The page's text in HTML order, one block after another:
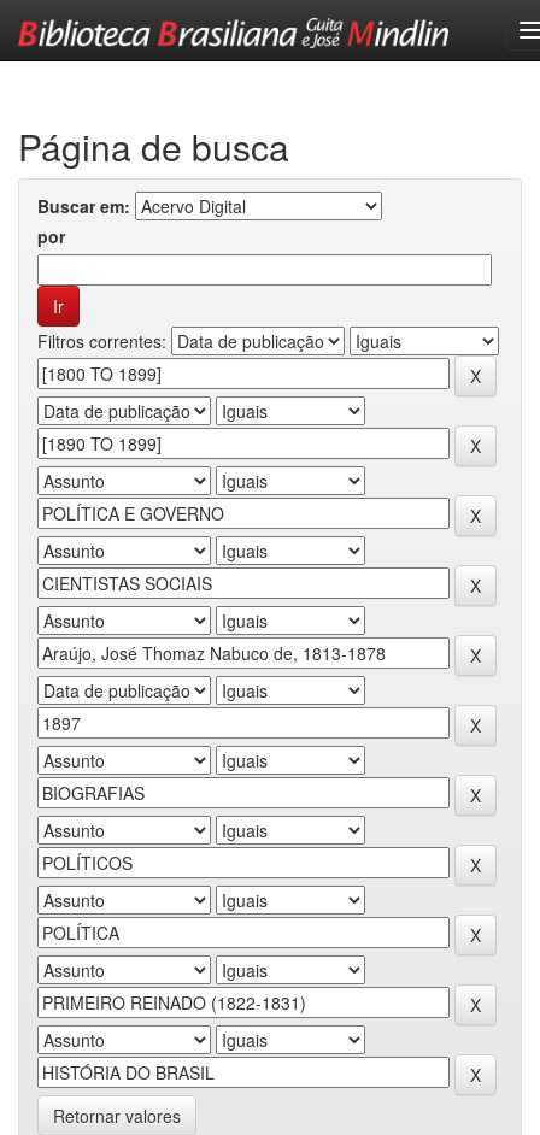
Página de busca
Buscar em:
por
Filtros correntes:
Retornar valores